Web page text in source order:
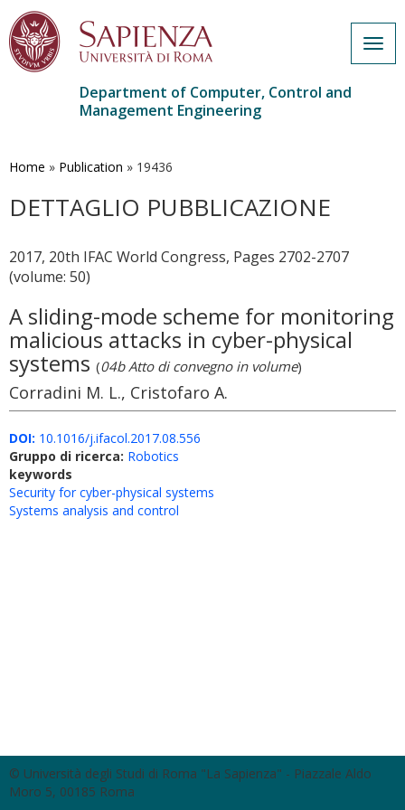
main
Department of Computer, Control and
Management Engineering
Home » Publication » 19436
DETTAGLIO PUBBLICAZIONE
2017, 20th IFAC World Congress, Pages 2702-2707
(volume: 50)
A sliding-mode scheme for monitoring
malicious attacks in cyber-physical
systems (04b Atto di convegno in volume)
Corradini M. L., Cristofaro A.
DOI: 10.1016/j.ifacol.2017.08.556
Gruppo di ricerca: Robotics
keywords
Security for cyber-physical systems
Systems analysis and control
© Università degli Studi di Roma "La Sapienza" - Piazzale Aldo
Moro 5, 00185 Roma